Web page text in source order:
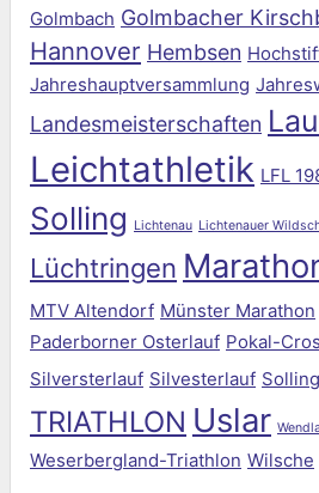
Golmbach Golmbacher
Hannover Hembsen
Jahreshauptversammlung
Landesmeisterschaften
Leichtathletik LFL
Solling
Lichtenau Lichtenauer
Lüchtringen
MTV Altendorf Münster Marathon
Paderborner Osterlauf Pokal-
Silversterlauf Silvesterlauf
TRIATHLON Uslar
Weserbergland-Triathlon Wilsche